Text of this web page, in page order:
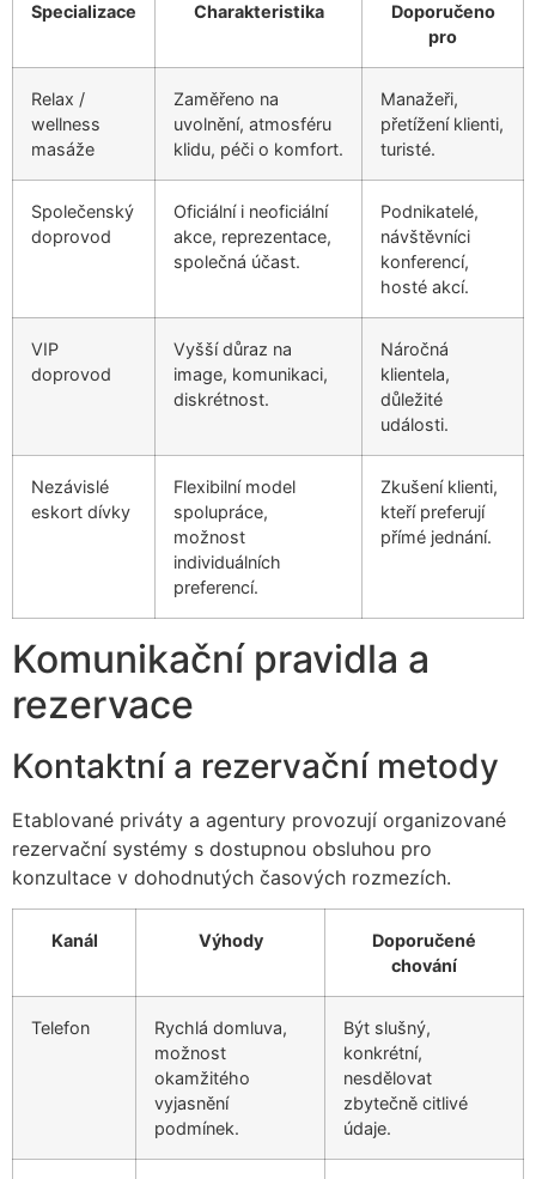
Specializace Charakteristika
Doporučeno
pro
Relax /
wellness
masáže
Zaměřeno na
uvolnění, atmosféru
klidu, péči o komfort.
Manažeři,
přetížení klienti,
turisté.
Společenský
doprovod
Oficiální i neoficiální
akce, reprezentace,
společná účast.
Podnikatelé,
návštěvníci
konferencí,
hosté akcí.
VIP
doprovod
Vyšší důraz na
image, komunikaci,
diskrétnost.
Náročná
klientela,
důležité
události.
Nezávislé
eskort dívky
Flexibilní model
spolupráce,
možnost
individuálních
preferencí.
Zkušení klienti,
kteří preferují
přímé jednání.
Komunikační pravidla a
rezervace
Kontaktní a rezervační metody
Etablované priváty a agentury provozují organizované
rezervační systémy s dostupnou obsluhou pro
konzultace v dohodnutých časových rozmezích.
Kanál Výhody
Doporučené
chování
Telefon
Rychlá domluva,
možnost
okamžitého
vyjasnění
podmínek.
Být slušný,
konkrétní,
nesdělovat
zbytečně citlivé
údaje.